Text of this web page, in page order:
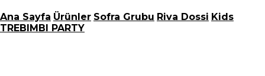
Ana Sayfa Ürünler Sofra Grubu Riva Dossi Kids
TREBIMBI PARTY